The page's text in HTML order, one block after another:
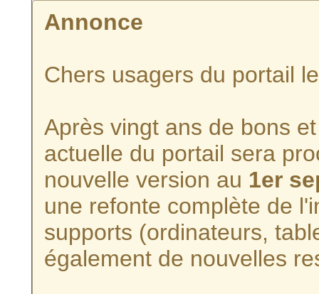
Annonce
Chers usagers du portail
Après vingt ans de bons
actuelle du portail sera
nouvelle version au 1er
une refonte complète de
supports (ordinateurs,
également de nouvelles